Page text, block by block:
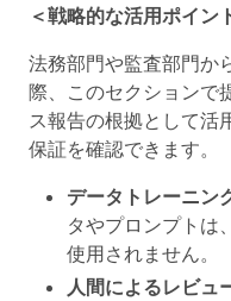
＜戦略的な活用ポイン
法務部門や監査部門か
際、このセクションで
ス報告の根拠として活
保証を確認できます。
データトレーニン
タやプロンプトは
使用されません。
人間によるレビュ